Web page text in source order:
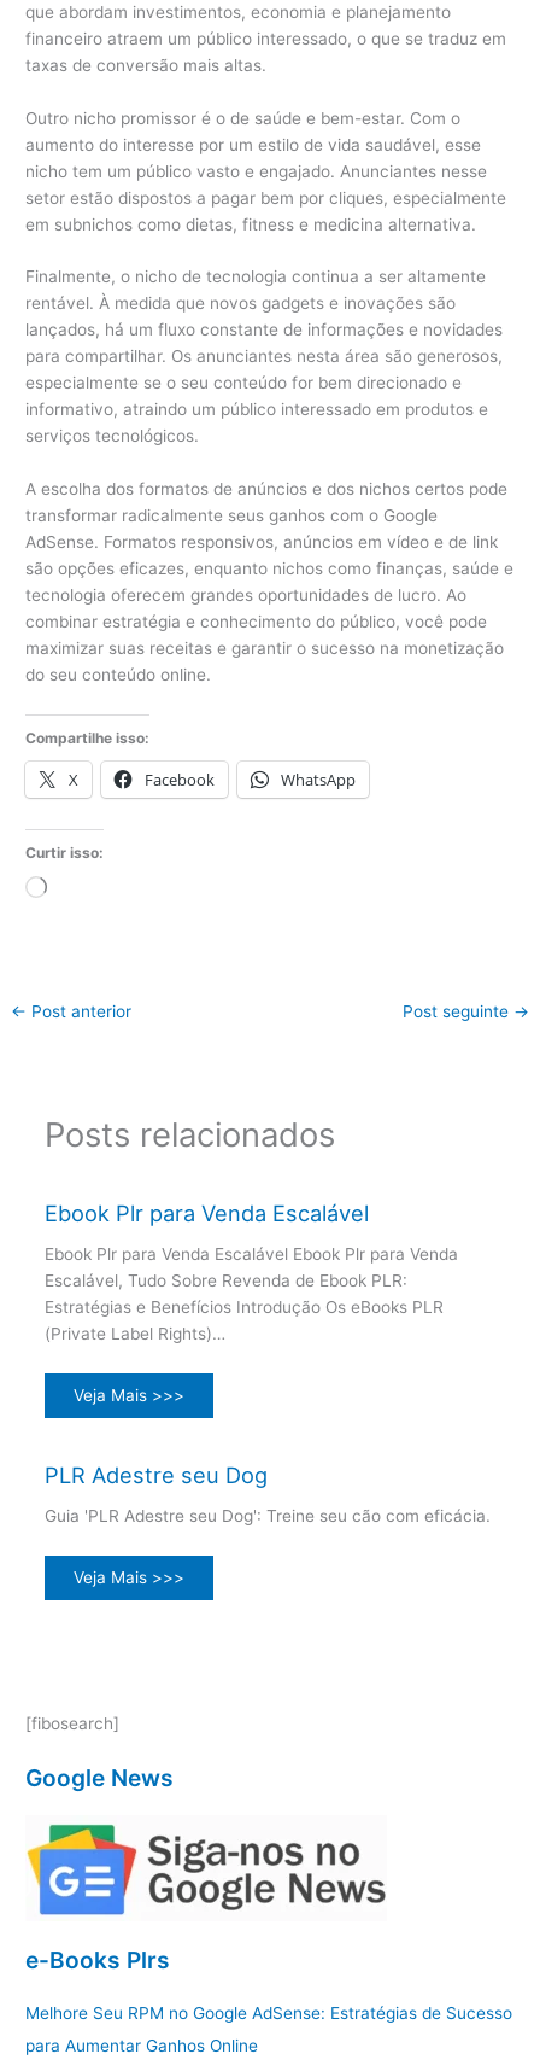
que abordam investimentos, economia e planejamento
financeiro atraem um público interessado, o que se traduz em
taxas de conversão mais altas.
Outro nicho promissor é o de saúde e bem-estar. Com o
aumento do interesse por um estilo de vida saudável, esse
nicho tem um público vasto e engajado. Anunciantes nesse
setor estão dispostos a pagar bem por cliques, especialmente
em subnichos como dietas, fitness e medicina alternativa.
Finalmente, o nicho de tecnologia continua a ser altamente
rentável. À medida que novos gadgets e inovações são
lançados, há um fluxo constante de informações e novidades
para compartilhar. Os anunciantes nesta área são generosos,
especialmente se o seu conteúdo for bem direcionado e
informativo, atraindo um público interessado em produtos e
serviços tecnológicos.
A escolha dos formatos de anúncios e dos nichos certos pode
transformar radicalmente seus ganhos com o Google
AdSense. Formatos responsivos, anúncios em vídeo e de link
são opções eficazes, enquanto nichos como finanças, saúde e
tecnologia oferecem grandes oportunidades de lucro. Ao
combinar estratégia e conhecimento do público, você pode
maximizar suas receitas e garantir o sucesso na monetização
do seu conteúdo online.
Compartilhe isso:
X Facebook WhatsApp
Curtir isso:
Carregando...
← Post anterior Post seguinte →
Posts relacionados
Ebook Plr para Venda Escalável
Ebook Plr para Venda Escalável Ebook Plr para Venda
Escalável, Tudo Sobre Revenda de Ebook PLR:
Estratégias e Benefícios Introdução Os eBooks PLR
(Private Label Rights)…
Veja Mais >>>
PLR Adestre seu Dog
Guia 'PLR Adestre seu Dog': Treine seu cão com eficácia.
Veja Mais >>>
[fibosearch]
Google News
e-Books Plrs
Melhore Seu RPM no Google AdSense: Estratégias de Sucesso
para Aumentar Ganhos Online